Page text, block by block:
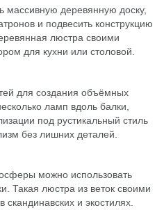
массивную деревянную доску,
и подвесить конструкцию
люстра своими
для кухни или столовой.
для создания объёмных
ламп вдоль балки,
под рустикальный стиль
без лишних деталей.
можно использовать
Такая люстра из веток своими
скандинавских и экостилях.